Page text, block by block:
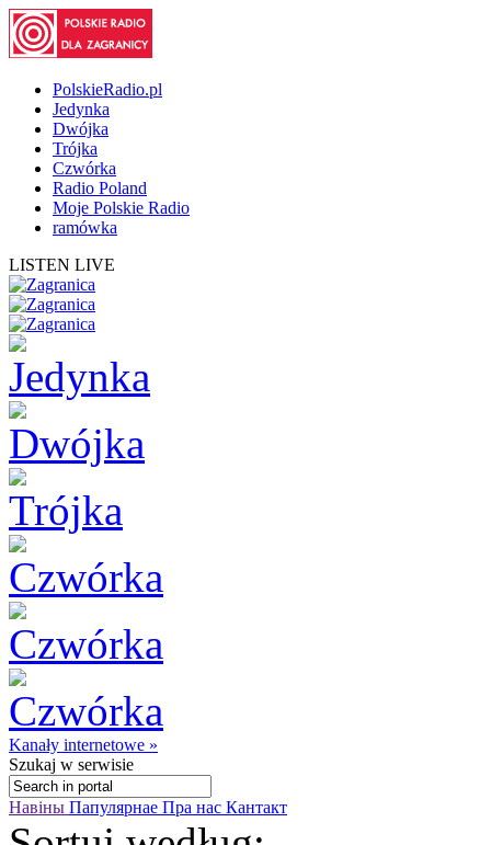
PolskieRadio.pl
Jedynka
Dwójka
Trójka
Czwórka
Radio Poland
Moje Polskie Radio
ramówka
LISTEN LIVE
Kanały internetowe »
Szukaj w serwisie
Навіны Папулярнае Пра нас Кантакт